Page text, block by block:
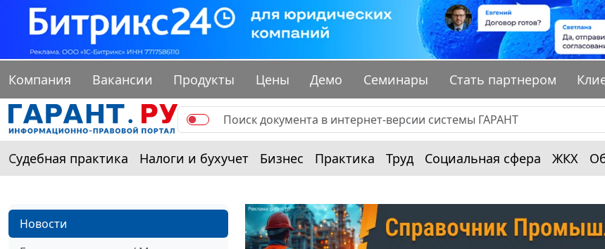
Компания Вакансии Продукты Цены Демо Семинары Стать партнером
Судебная практика Налоги и бухучет Бизнес Практика Труд Социальная сфера ЖКХ
Новости